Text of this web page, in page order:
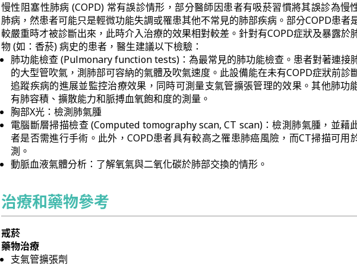
慢性阻塞性肺病 (COPD) 常有誤診情形，部分醫師因患者有吸菸習慣將其誤診為慢
肺病，然患者可能只是輕微功能失調或罹患其他不常見的肺部疾病。部分COPD患者
較嚴重時才被診斷出來，此時介入治療的效果相對較差。針對有COPD症狀及暴露於
物 (如：香菸) 病史的患者，醫生建議以下檢驗：
肺功能檢查 (Pulmonary function tests)：為最常見的肺功能檢查。患者對著連接
的大型管吹氣，測肺部可容納的氣體及吹氣速度。此設備能在未有COPD症狀前診
追蹤疾病的進展並監控治療效果，同時可測量支氣管擴張管理的效果。其他肺功
有肺容積、擴散能力和脈搏血氧飽和度的測量。
胸部X光：檢測肺氣腫
電腦斷層掃描檢查 (Computed tomography scan, CT scan)：檢測肺氣腫，並藉
者是否需進行手術。此外，COPD患者具有較高之罹患肺癌風險，而CT掃描可用
測。
動脈血液氣體分析：了解氧氣與二氧化碳於肺部交換的情形。
治療和藥物參考
戒菸
藥物治療
支氣管擴張劑